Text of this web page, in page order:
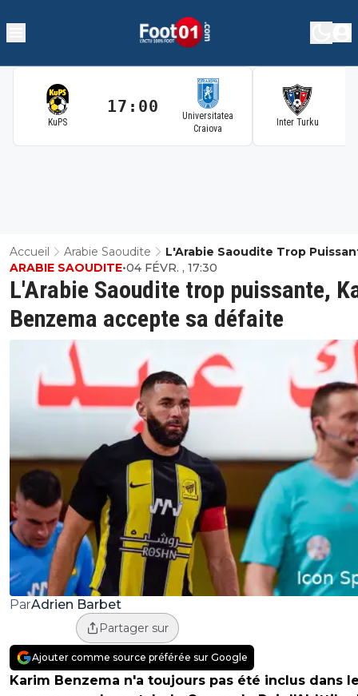
KuPS
17:00
Universitatea
Craiova
Inter Turku
Accueil Arabie Saoudite
L'Arabie Saoudite Trop
Karim Benzema Accepte Sa
L'Arabie Saoudite trop puissante,
Benzema accepte sa défaite
ARABIE SAOUDITE•04 FÉVR. , 17:30
ParAdrien Barbet
Partager sur
Ajouter comme source préférée sur Google
Karim Benzema n'a toujours pas été inclus dans